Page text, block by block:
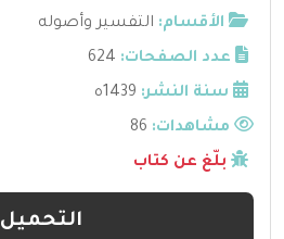
الأقسام: التفسير وأصوله
عدد الصفحات: 624
سنة النشر: 1439ه
مشاهدات:
بلّغ عن كتاب
التحميل